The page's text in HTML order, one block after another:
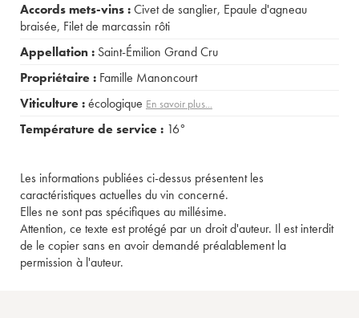
Accords mets-vins :Civet de sanglier, Epaule d'agneau
braisée, Filet de marcassin rôti
Appellation : Saint-Émilion Grand Cru
Propriétaire : Famille Manoncourt
Viticulture :écologique En savoir plus...
Température de service : 16°
Les informations publiées ci-dessus présentent les
caractéristiques actuelles du vin concerné.
Elles ne sont pas spécifiques au millésime.
Attention, ce texte est protégé par un droit d'auteur. Il est interdit
de le copier sans en avoir demandé préalablement la
permission à l'auteur.